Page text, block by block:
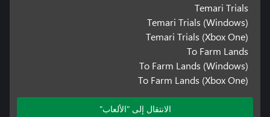
Temari Trials
Temari Trials (Windows)
Temari Trials (Xbox One)
To Farm Lands
To Farm Lands (Windows)
To Farm Lands (Xbox One)
الانتقال إلى "الألعاب"